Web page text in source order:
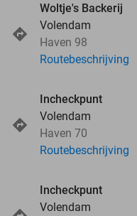
Woltje's Backerij
Volendam
Haven 98
Routebeschrijving
Incheckpunt
Volendam
Haven 70
Routebeschrijving
Incheckpunt
Volendam